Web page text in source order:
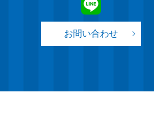
お問い合わせ